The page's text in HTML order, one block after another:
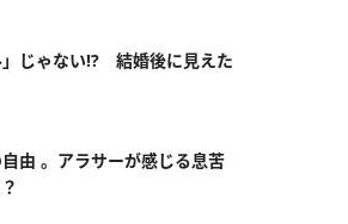
」じゃない⁉ 結婚後に見えた
由 。アラサーが感じる息苦